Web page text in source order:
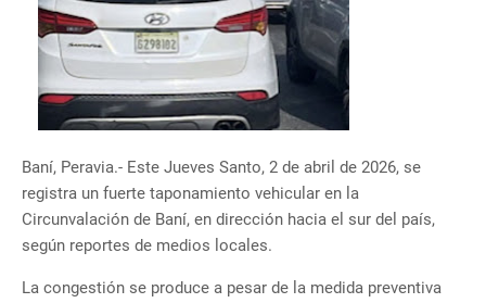
Baní, Peravia.- Este Jueves Santo, 2 de abril de 2026, se
registra un fuerte taponamiento vehicular en la
Circunvalación de Baní, en dirección hacia el sur del país,
según reportes de medios locales.
La congestión se produce a pesar de la medida preventiva